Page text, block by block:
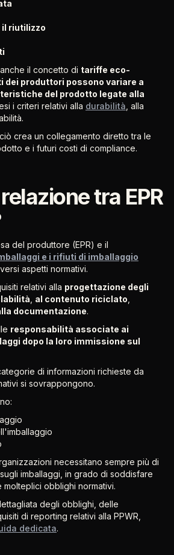
il riutilizzo
il concetto di tariffe eco-
dei produttori possono variare a
del prodotto legate alla
i criteri relativi alla durabilità , alla
crea un collegamento diretto tra le
e i futuri costi di compliance.
tra EPR
del produttore (EPR) e il
e i rifiuti di imballaggio
aspetti normativi.
relativi alla progettazione degli
al contenuto riciclato
documentazione.
responsabilità associate ai
dopo la loro immissione sul
di informazioni richieste da
si sovrappongono.
necessitano sempre più di
imballaggi, in grado di soddisfare
obblighi normativi.
degli obblighi, delle
di reporting relativi alla PPWR,
dedicata.